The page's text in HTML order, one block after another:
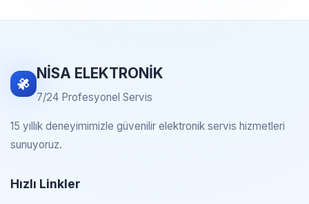
NİSA ELEKTRONİK
7/24 Profesyonel Servis
15 yıllık deneyimimizle güvenilir elektronik servis hizmetleri
sunuyoruz.
Hızlı Linkler